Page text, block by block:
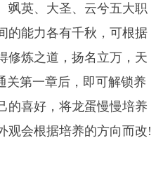
飒英、大圣、云兮五大职
的能力各有千秋，可根据
修炼之道，扬名立万，天
关第一章后，即可解锁养
的喜好，将龙蛋慢慢培养
观会根据培养的方向而改!